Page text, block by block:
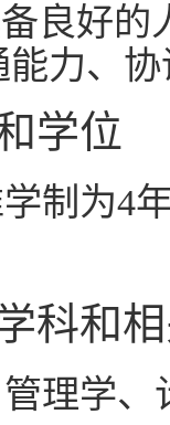
良好的
力、
学位
制为4
科和
管理学、